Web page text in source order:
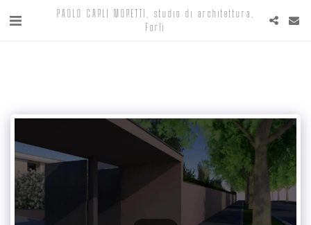
PAOLO CARLI MORETTI, studio di architettura,
Forlì